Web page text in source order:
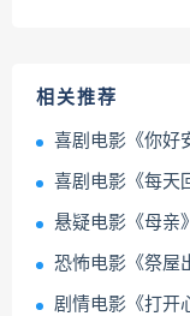
相关推荐
喜剧电影《你好
喜剧电影《每天回
悬疑电影《母亲
恐怖电影《祭屋
剧情电影《打开